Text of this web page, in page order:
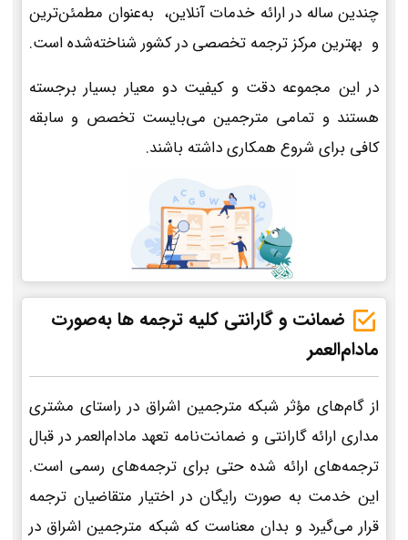
چندین ساله در ارائه خدمات آنلاین، به‌عنوان مطمئن‌ترین
و بهترین مرکز ترجمه تخصصی در کشور شناخته‌شده است.
در این مجموعه دقت و کیفیت دو معیار بسیار برجسته
هستند و تمامی مترجمین می‌بایست تخصص و سابقه
کافی برای شروع همکاری داشته باشند.
ضمانت و گارانتی کلیه ترجمه ها به‌صورت
مادام‌العمر
از گام‌های مؤثر شبکه مترجمین اشراق در راستای مشتری
مداری ارائه گارانتی و ضمانت‌نامه تعهد مادام‌العمر در قبال
ترجمه‌های ارائه شده حتی برای ترجمه‌های رسمی است.
این خدمت به صورت رایگان در اختیار متقاضیان ترجمه
قرار می‌گیرد و بدان معناست که شبکه مترجمین اشراق در